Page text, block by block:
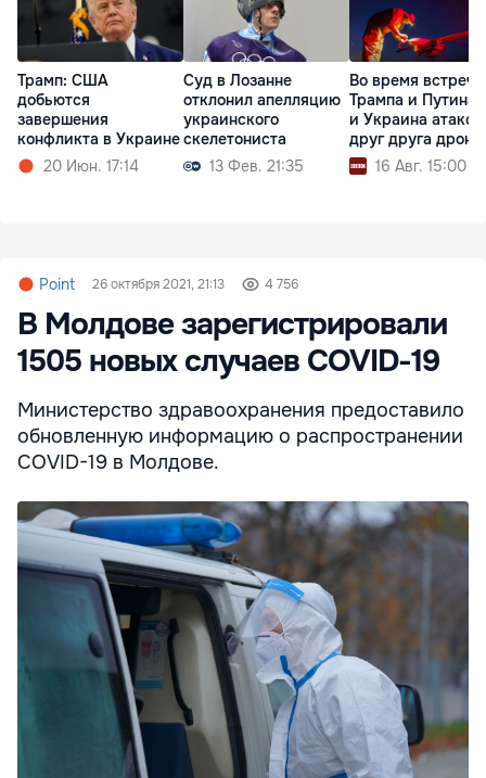
Трамп: США
добьются
завершения
конфликта в Украине
20 Июн. 17:14
Суд в Лозанне
отклонил апелляцию
украинского
скелетониста
13 Фев. 21:35
Во время встречи
Трампа и Путина
и Украина
друг друга
16 Авг. 15:00
Point 26 октября 2021, 21:13 4 756
В Молдове зарегистрировали
1505 новых случаев COVID-19
Министерство здравоохранения предоставило
обновленную информацию о распространении
COVID-19 в Молдове.